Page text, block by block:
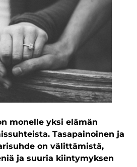
monelle yksi elämän
Tasapainoinen ja
on välittämistä,
ja suuria kiintymyksen